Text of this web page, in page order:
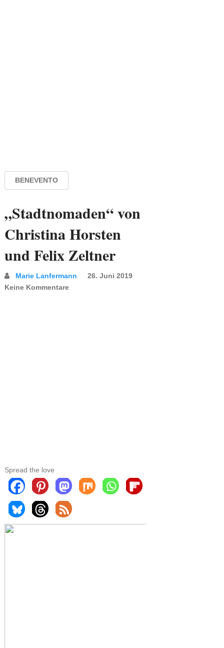
BENEVENTO
„Stadtnomaden“ von
Christina Horsten
und Felix Zeltner
Marie Lanfermann
26. Juni 2019
Keine Kommentare
Spread the love